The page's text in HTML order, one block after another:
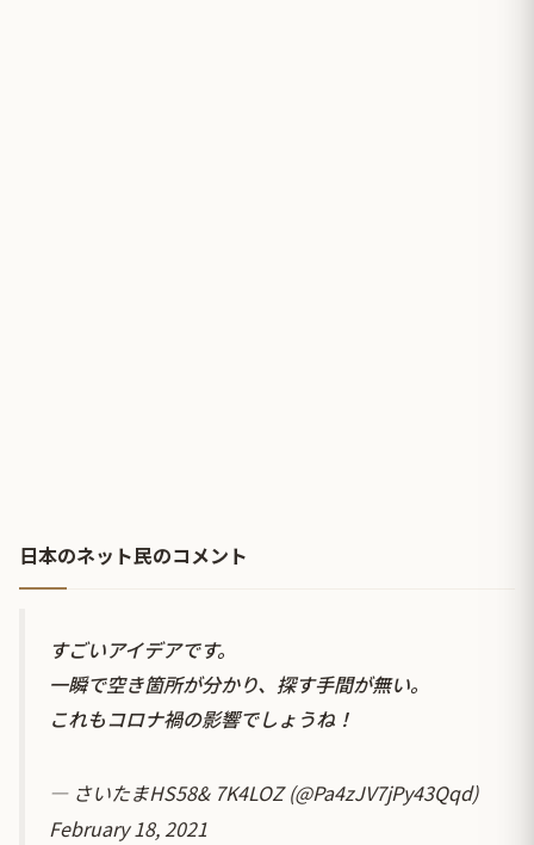
日本のネット民のコメント
すごいアイデアです。
一瞬で空き箇所が分かり、探す手間が無い。
これもコロナ禍の影響でしょうね！
— さいたまHS58& 7K4LOZ (@Pa4zJV7jPy43Qqd)
February 18, 2021